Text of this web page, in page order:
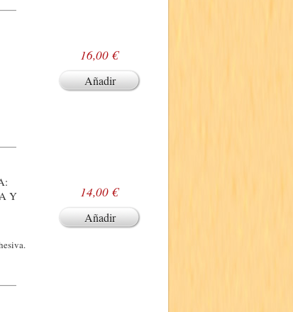
16,00 €
Añadir
Y
14,00 €
Añadir